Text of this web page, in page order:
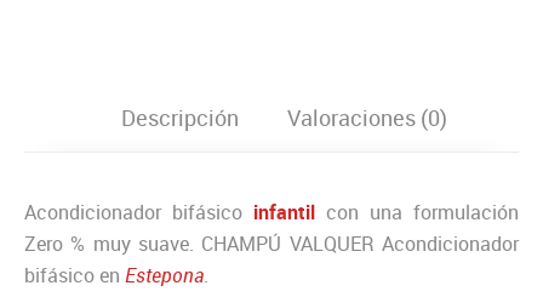
Descripción Valoraciones (0)
Acondicionador bifásico infantil con una formulación
Zero % muy suave. CHAMPÚ VALQUER Acondicionador
bifásico en Estepona.